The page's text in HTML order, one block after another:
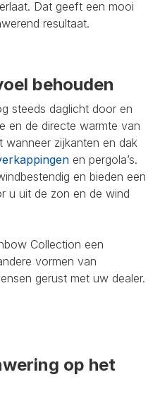
Dat geeft een mooi
resultaat.
behouden
steeds daglicht door en
en de directe warmte van
zijkanten en dak
en pergola’s.
en bieden een
u uit de zon en de wind
Collection een
vormen van
gerust met uw dealer.
op het